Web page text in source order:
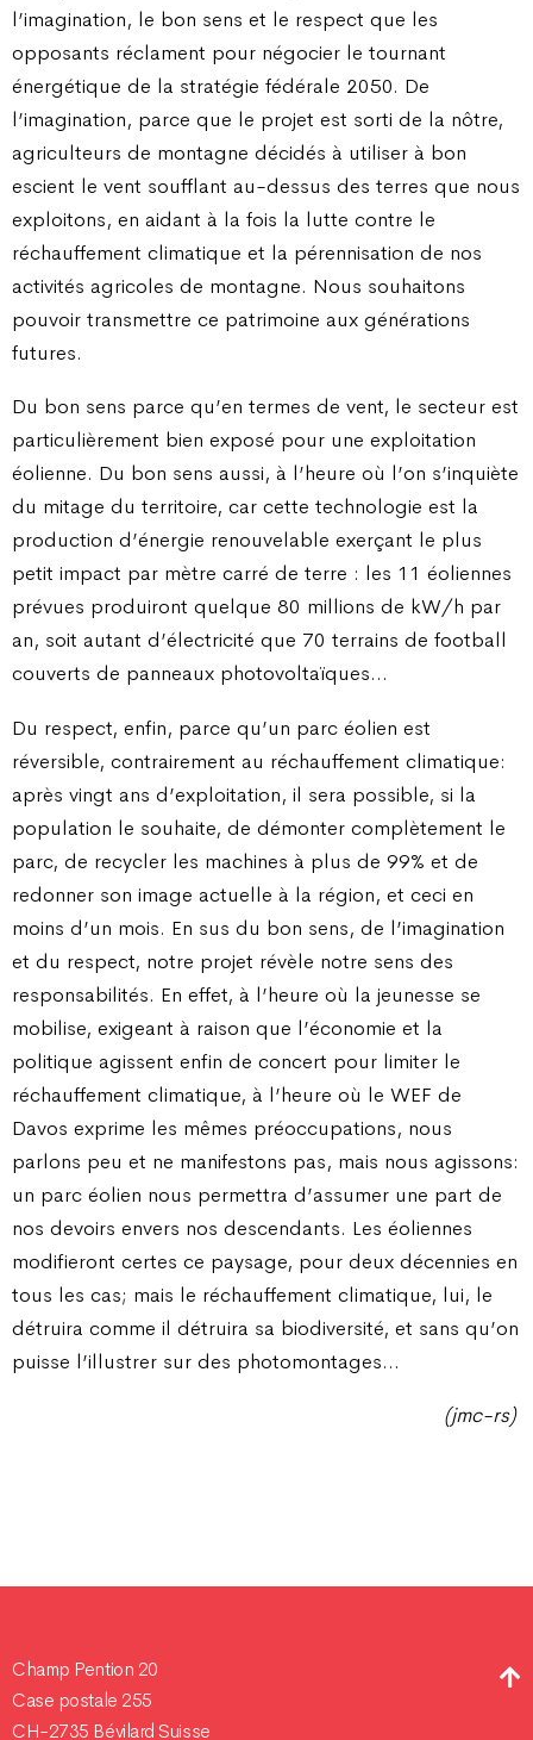
l’imagination, le bon sens et le respect que les
opposants réclament pour négocier le tournant
énergétique de la stratégie fédérale 2050. De
l’imagination, parce que le projet est sorti de la nôtre,
agriculteurs de montagne décidés à utiliser à bon
escient le vent soufflant au-dessus des terres que nous
exploitons, en aidant à la fois la lutte contre le
réchauffement climatique et la pérennisation de nos
activités agricoles de montagne. Nous souhaitons
pouvoir transmettre ce patrimoine aux générations
futures.
Du bon sens parce qu’en termes de vent, le secteur est
particulièrement bien exposé pour une exploitation
éolienne. Du bon sens aussi, à l’heure où l’on s’inquiète
du mitage du territoire, car cette technologie est la
production d’énergie renouvelable exerçant le plus
petit impact par mètre carré de terre : les 11 éoliennes
prévues produiront quelque 80 millions de kW/h par
an, soit autant d’électricité que 70 terrains de football
couverts de panneaux photovoltaïques…
Du respect, enfin, parce qu’un parc éolien est
réversible, contrairement au réchauffement climatique:
après vingt ans d’exploitation, il sera possible, si la
population le souhaite, de démonter complètement le
parc, de recycler les machines à plus de 99% et de
redonner son image actuelle à la région, et ceci en
moins d’un mois. En sus du bon sens, de l’imagination
et du respect, notre projet révèle notre sens des
responsabilités. En effet, à l’heure où la jeunesse se
mobilise, exigeant à raison que l’économie et la
politique agissent enfin de concert pour limiter le
réchauffement climatique, à l’heure où le WEF de
Davos exprime les mêmes préoccupations, nous
parlons peu et ne manifestons pas, mais nous agissons:
un parc éolien nous permettra d’assumer une part de
nos devoirs envers nos descendants. Les éoliennes
modifieront certes ce paysage, pour deux décennies en
tous les cas; mais le réchauffement climatique, lui, le
détruira comme il détruira sa biodiversité, et sans qu’on
puisse l’illustrer sur des photomontages…
(jmc-rs)
Champ Pention 20
Case postale 255
CH-2735 Bévilard Suisse